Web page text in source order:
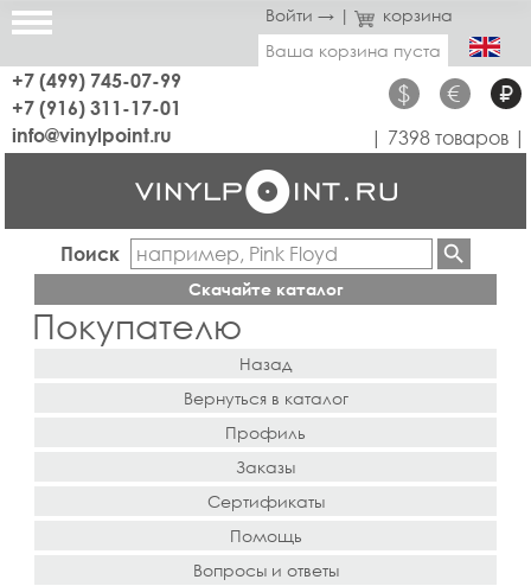
Войти → |
корзина
Ваша корзина пуста
+7 (499) 745-07-99
+7 (916) 311-17-01
$ € ₽
info@vinylpoint.ru | 7398 товаров |
Поиск
Скачайте каталог
Покупателю
Назад
Вернуться в каталог
Профиль
Заказы
Сертификаты
Помощь
Вопросы и ответы